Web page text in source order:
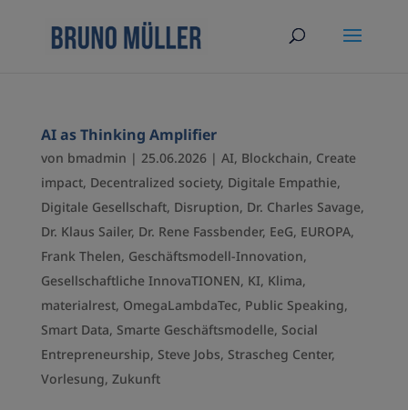
AI as Thinking Amplifier
von bmadmin | 25.06.2026| AI, Blockchain, Create
impact, Decentralized society, Digitale Empathie,
Digitale Gesellschaft, Disruption, Dr. Charles Savage,
Dr. Klaus Sailer, Dr. Rene Fassbender, EeG, EUROPA,
Frank Thelen, Geschäftsmodell-Innovation,
Gesellschaftliche InnovaTIONEN, KI, Klima,
materialrest, OmegaLambdaTec, Public Speaking,
Smart Data, Smarte Geschäftsmodelle, Social
Entrepreneurship, Steve Jobs, Strascheg Center,
Vorlesung, Zukunft